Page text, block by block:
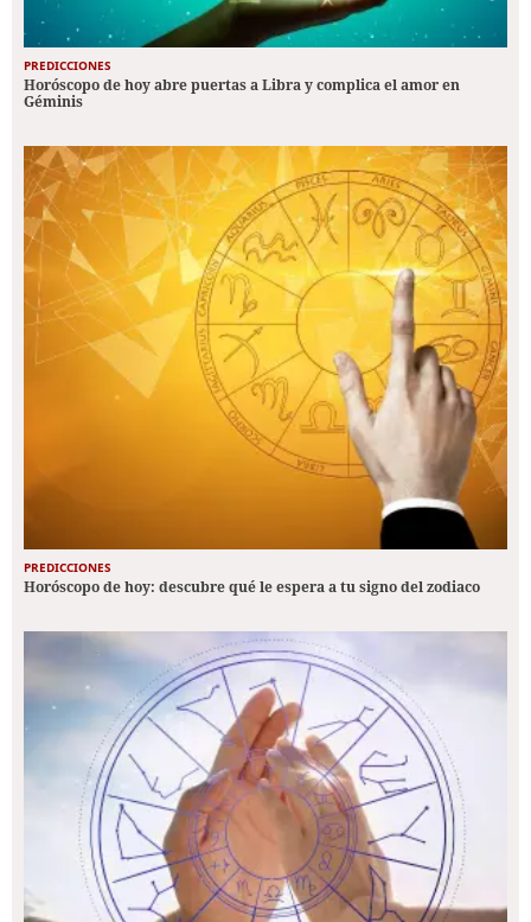
PREDICCIONES
Horóscopo de hoy abre puertas a Libra y complica el amor en
Géminis
PREDICCIONES
Horóscopo de hoy: descubre qué le espera a tu signo del zodiaco